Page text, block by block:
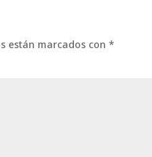
están marcados con *